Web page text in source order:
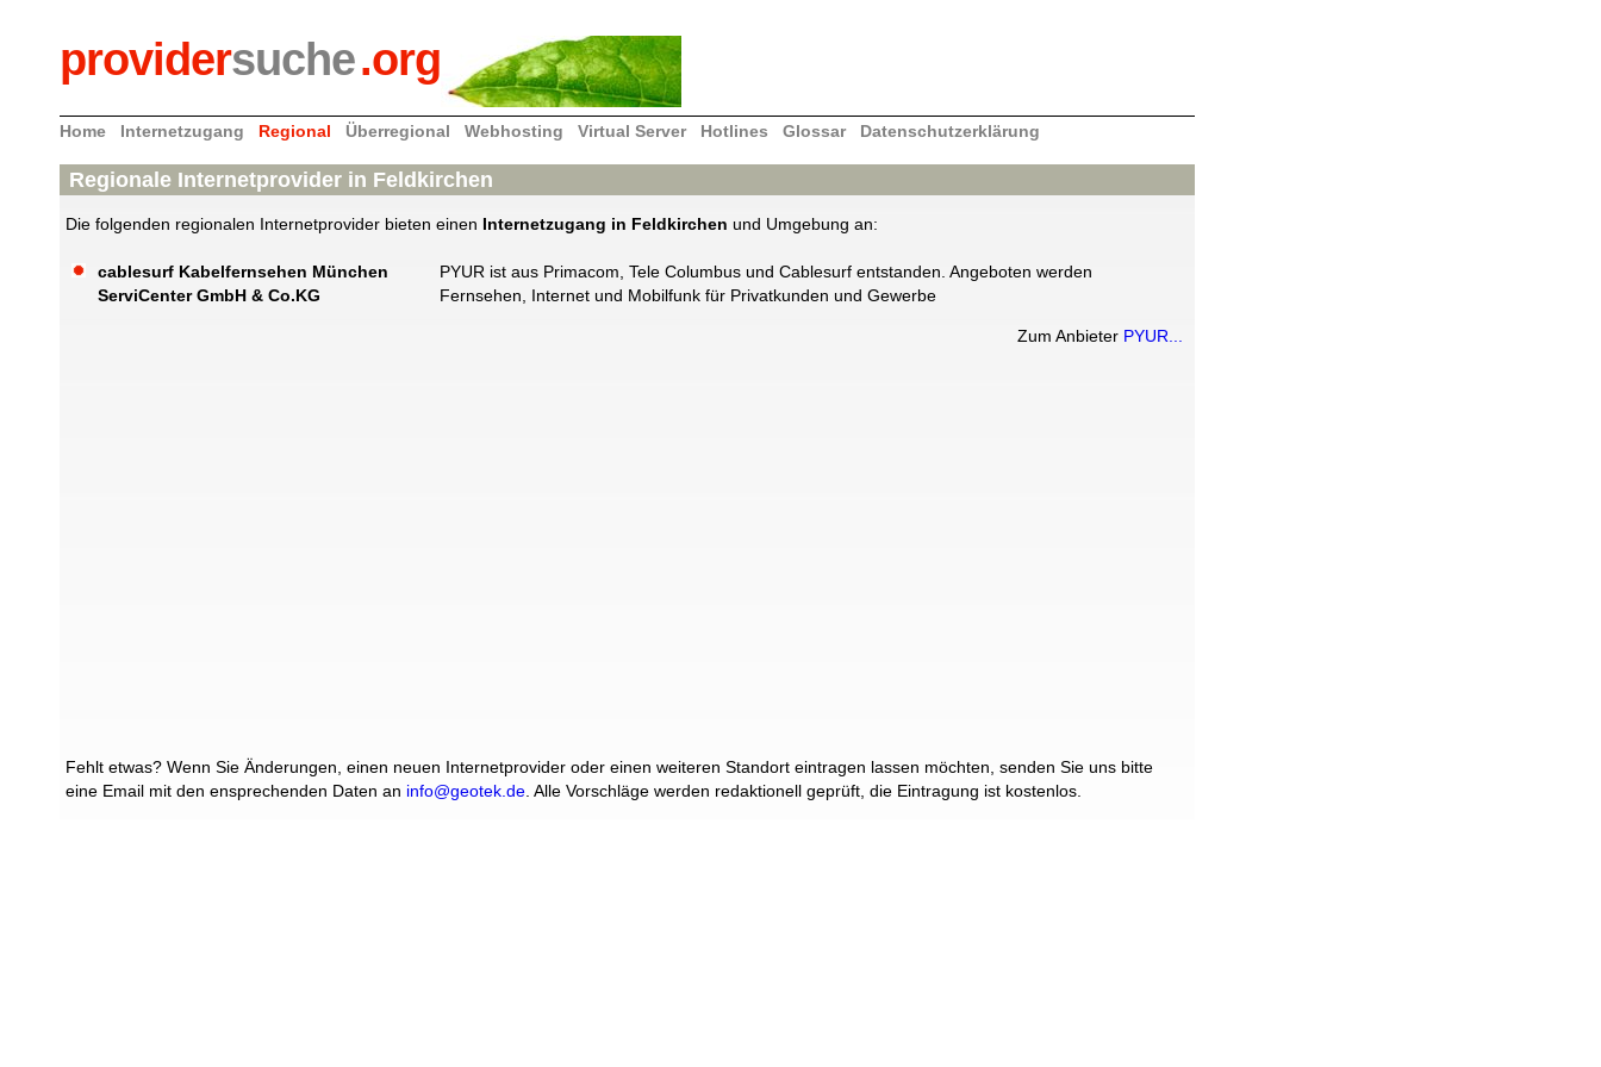
providersuche.org
Home Internetzugang Regional Überregional Webhosting Virtual Server Hotlines Glossar Datenschutzerklärung
Regionale Internetprovider in Feldkirchen
Die folgenden regionalen Internetprovider bieten einen Internetzugang in Feldkirchen und Umgebung an:
cablesurf Kabelfernsehen München
ServiCenter GmbH & Co.KG
PYUR ist aus Primacom, Tele Columbus und Cablesurf entstanden. Angeboten werden
Fernsehen, Internet und Mobilfunk für Privatkunden und Gewerbe
Zum Anbieter PYUR...
Fehlt etwas? Wenn Sie Änderungen, einen neuen Internetprovider oder einen weiteren Standort eintragen lassen möchten, senden Sie uns bitte
eine Email mit den ensprechenden Daten an info@geotek.de . Alle Vorschläge werden redaktionell geprüft, die Eintragung ist kostenlos.